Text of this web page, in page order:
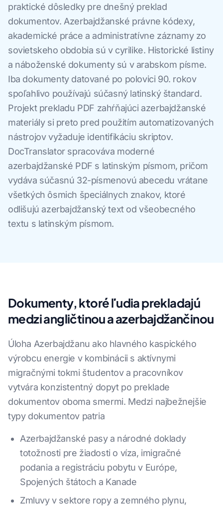
praktické dôsledky pre dnešný preklad
dokumentov. Azerbajdžanské právne kódexy,
akademické práce a administratívne záznamy zo
sovietskeho obdobia sú v cyrilike. Historické listiny
a náboženské dokumenty sú v arabskom písme.
Iba dokumenty datované po polovici 90. rokov
spoľahlivo používajú súčasný latinský štandard.
Projekt prekladu PDF zahŕňajúci azerbajdžanské
materiály si preto pred použitím automatizovaných
nástrojov vyžaduje identifikáciu skriptov.
DocTranslator spracováva moderné
azerbajdžanské PDF s latinským písmom, pričom
vydáva súčasnú 32-písmenovú abecedu vrátane
všetkých ôsmich špeciálnych znakov, ktoré
odlišujú azerbajdžanský text od všeobecného
textu s latinským písmom.
Dokumenty, ktoré ľudia prekladajú
medzi angličtinou a azerbajdžančinou
Úloha Azerbajdžanu ako hlavného kaspického
výrobcu energie v kombinácii s aktívnymi
migračnými tokmi študentov a pracovníkov
vytvára konzistentný dopyt po preklade
dokumentov oboma smermi. Medzi najbežnejšie
typy dokumentov patria
Azerbajdžanské pasy a národné doklady
totožnosti pre žiadosti o víza, imigračné
podania a registráciu pobytu v Európe,
Spojených štátoch a Kanade
Zmluvy v sektore ropy a zemného plynu,